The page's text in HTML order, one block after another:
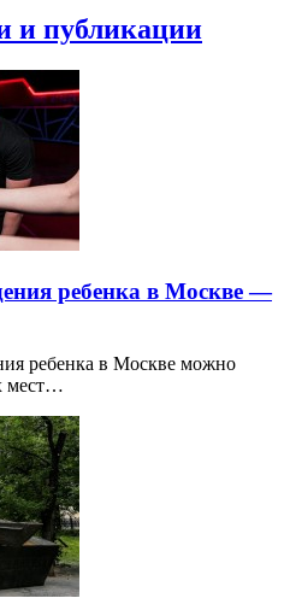
и публикации
ребенка в Москве —
ребенка в Москве можно
мест…